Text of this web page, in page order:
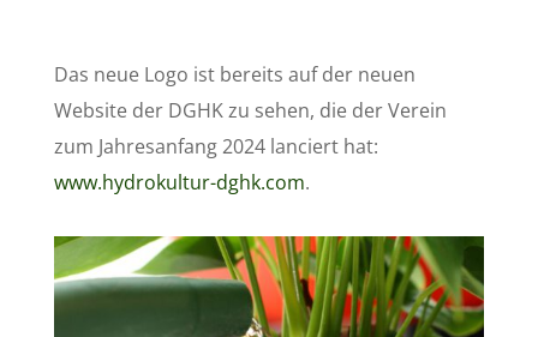
Das neue Logo ist bereits auf der neuen
Website der DGHK zu sehen, die der Verein
zum Jahresanfang 2024 lanciert hat:
www.hydrokultur-dghk.com.